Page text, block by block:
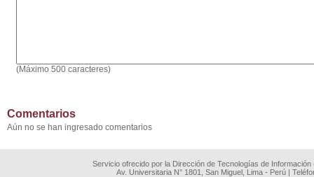
(Máximo 500 caracteres)
Comentarios
Aún no se han ingresado comentarios
Servicio ofrecido por la Dirección de Tecnologías de
Av. Universitaria N° 1801, San Miguel, Lima - Perú |